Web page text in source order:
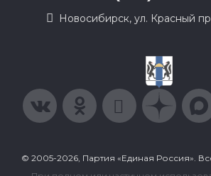
Новосибирск, ул. Красный
© 2005-2026, Партия «Единая Россия».